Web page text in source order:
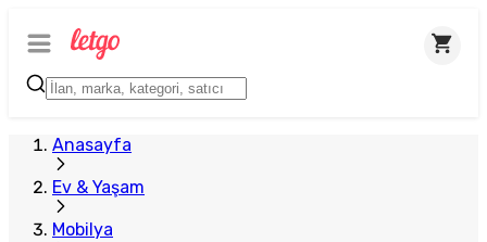
Anasayfa
Ev & Yaşam
Mobilya
Plus Satıcı